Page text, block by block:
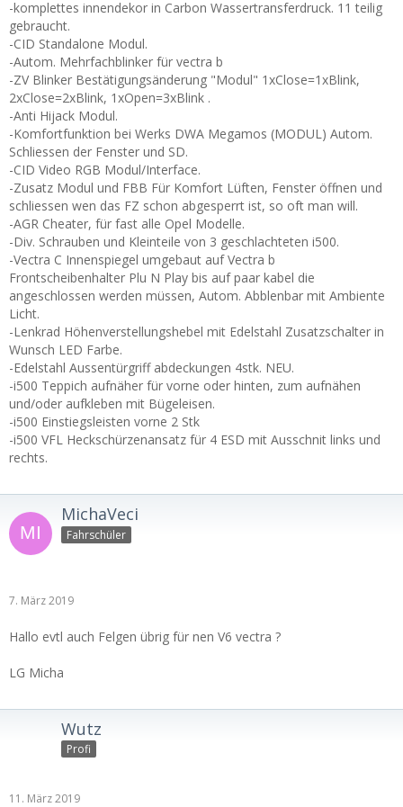
-komplettes innendekor in Carbon Wassertransferdruck. 11 teilig
gebraucht.
-CID Standalone Modul.
-Autom. Mehrfachblinker für vectra b
-ZV Blinker Bestätigungsänderung "Modul" 1xClose=1xBlink,
2xClose=2xBlink, 1xOpen=3xBlink .
-Anti Hijack Modul.
-Komfortfunktion bei Werks DWA Megamos (MODUL) Autom.
Schliessen der Fenster und SD.
-CID Video RGB Modul/Interface.
-Zusatz Modul und FBB Für Komfort Lüften, Fenster öffnen und
schliessen wen das FZ schon abgesperrt ist, so oft man will.
-AGR Cheater, für fast alle Opel Modelle.
-Div. Schrauben und Kleinteile von 3 geschlachteten i500.
-Vectra C Innenspiegel umgebaut auf Vectra b
Frontscheibenhalter Plu N Play bis auf paar kabel die
angeschlossen werden müssen, Autom. Abblenbar mit Ambiente
Licht.
-Lenkrad Höhenverstellungshebel mit Edelstahl Zusatzschalter in
Wunsch LED Farbe.
-Edelstahl Aussentürgriff abdeckungen 4stk. NEU.
-i500 Teppich aufnäher für vorne oder hinten, zum aufnähen
und/oder aufkleben mit Bügeleisen.
-i500 Einstiegsleisten vorne 2 Stk
-i500 VFL Heckschürzenansatz für 4 ESD mit Ausschnit links und
rechts.
MichaVeci
Fahrschüler
7. März 2019
Hallo evtl auch Felgen übrig für nen V6 vectra ?
LG Micha
Wutz
Profi
11. März 2019